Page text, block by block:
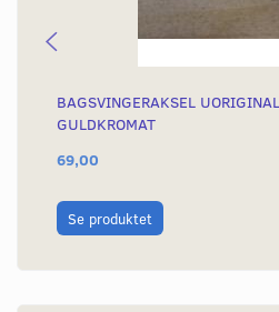
BAGSVINGERAKSEL
GULDKROMAT
69,00
Se produktet